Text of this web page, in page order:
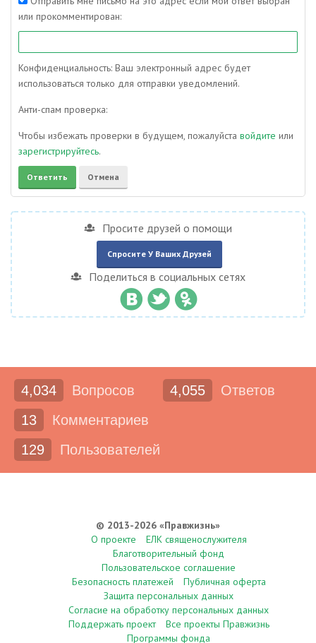
или прокомментирован:
Конфиденциальность: Ваш электронный адрес будет
использоваться только для отправки уведомлений.
Анти-спам проверка:
Чтобы избежать проверки в будущем, пожалуйста войдите или
зарегистрируйтесь.
Просите друзей о помощи
Спросите У Ваших Друзей
Поделиться в социальных сетях
4,034 Вопросов 4,055
Ответов
13
Комментариев
129
Пользователей
© 2013-2026 «Правжизнь»
О проекте
ЕЛК священослужителя
Благотворительный фонд
Пользовательское соглашение
Безопасность платежей
Публичная оферта
Защита персональных данных
Согласие на обработку персональных данных
Поддержать проект
Все проекты Правжизнь
Программы фонда